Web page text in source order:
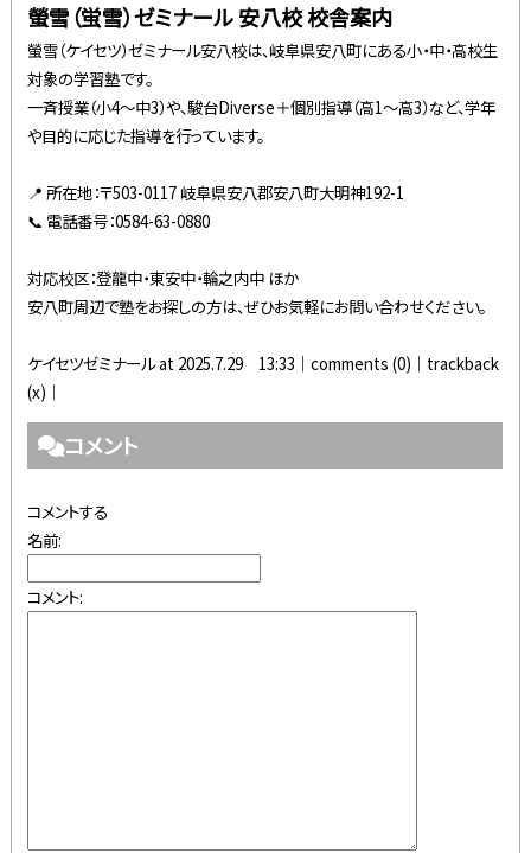
螢雪（蛍雪）ゼミナール 安八校 校舎案内
螢雪（ケイセツ）ゼミナール安八校は、岐阜県安八町にある小・中・高校生
対象の学習塾です。
一斉授業（小4～中3）や、駿台Diverse＋個別指導（高1～高3）など、学年
や目的に応じた指導を行っています。
📍 所在地：〒503-0117 岐阜県安八郡安八町大明神192-1
📞 電話番号：0584-63-0880
対応校区：登龍中・東安中・輪之内中 ほか
安八町周辺で塾をお探しの方は、ぜひお気軽にお問い合わせください。
ケイセツゼミナール at 2025.7.29 13:33│comments (0) │trackback
(x)│
コメント
コメントする
名前:
コメント: